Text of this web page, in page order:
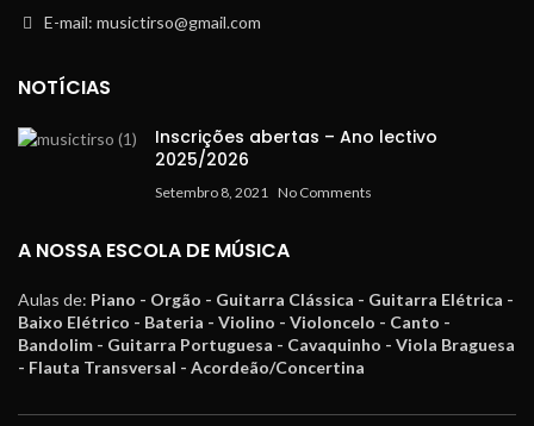
E-mail: musictirso@gmail.com
NOTÍCIAS
Inscrições abertas – Ano lectivo
2025/2026
Setembro 8, 2021 No Comments
A NOSSA ESCOLA DE MÚSICA
Aulas de: Piano - Orgão - Guitarra Clássica - Guitarra Elétrica -
Baixo Elétrico - Bateria - Violino - Violoncelo - Canto -
Bandolim - Guitarra Portuguesa - Cavaquinho - Viola Braguesa
- Flauta Transversal - Acordeão/Concertina